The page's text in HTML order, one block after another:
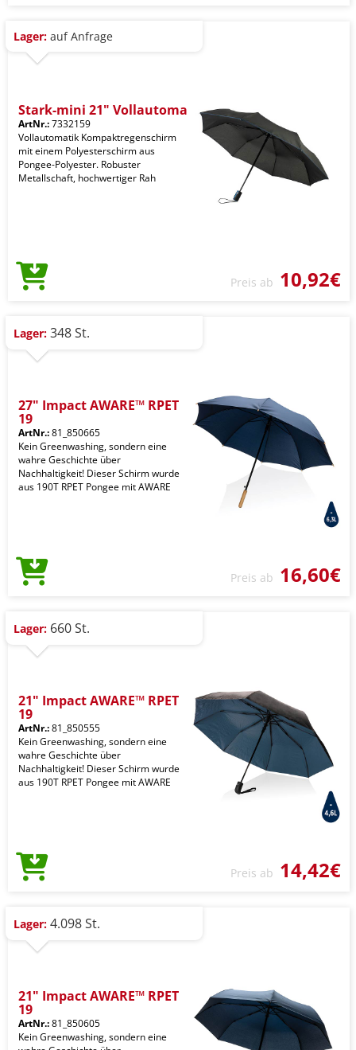
Lager: auf Anfrage
Stark-mini 21" Vollautoma
ArtNr.:7332159
Vollautomatik Kompaktregenschirm
mit einem Polyesterschirm aus
Pongee-Polyester. Robuster
Metallschaft, hochwertiger Rah
Preis ab 10,92€
Lager: 348 St.
27" Impact AWARE™ RPET
19
ArtNr.:81_850665
Kein Greenwashing, sondern eine
wahre Geschichte über
Nachhaltigkeit! Dieser Schirm wurde
aus 190T RPET Pongee mit AWARE
Preis ab 16,60€
Lager: 660 St.
21" Impact AWARE™ RPET
19
ArtNr.:81_850555
Kein Greenwashing, sondern eine
wahre Geschichte über
Nachhaltigkeit! Dieser Schirm wurde
aus 190T RPET Pongee mit AWARE
Preis ab 14,42€
Lager: 4.098 St.
21" Impact AWARE™ RPET
19
ArtNr.:81_850605
Kein Greenwashing, sondern eine